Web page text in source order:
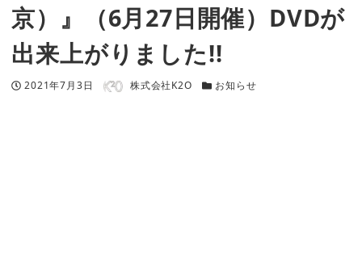
京）』（6月27日開催）DVDが
出来上がりました!!
投稿日
2021年7月3日 著者 株式会社K2O カテゴリー
お知らせ